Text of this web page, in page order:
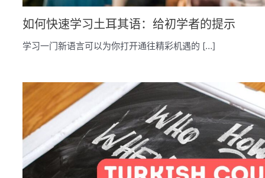
如何快速学习土耳其语：给初学者的提示
学习一门新语言可以为你打开通往精彩机遇的 […]